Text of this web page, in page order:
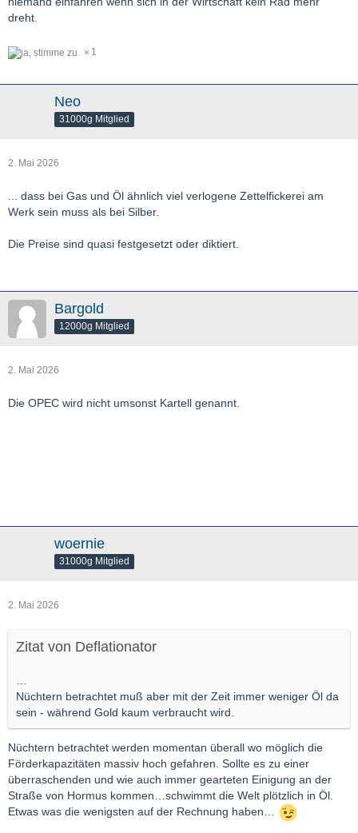
dreht.
1
Neo
31000g Mitglied
2. Mai 2026
... dass bei Gas und Öl ähnlich viel verlogene Zettelfickerei am
Werk sein muss als bei Silber.
Die Preise sind quasi festgesetzt oder diktiert.
Bargold
12000g Mitglied
2. Mai 2026
Die OPEC wird nicht umsonst Kartell genannt.
woernie
31000g Mitglied
2. Mai 2026
Zitat von Deflationator
Nüchtern betrachtet muß aber mit der Zeit immer weniger Öl da
sein - während Gold kaum verbraucht wird.
Nüchtern betrachtet werden momentan überall wo möglich die
Förderkapazitäten massiv hoch gefahren. Sollte es zu einer
überraschenden und wie auch immer gearteten Einigung an der
Straße von Hormus kommen…schwimmt die Welt plötzlich in Öl.
Etwas was die wenigsten auf der Rechnung haben…